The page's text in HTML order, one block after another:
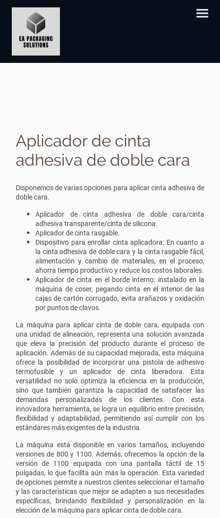
Aplicador de cinta
adhesiva de doble cara
Disponemos de varias opciones para aplicar cinta adhesiva de
doble cara.
Aplicador de cinta adhesiva de doble cara/cinta
adhesiva transparente/cinta de silicona.
Aplicador de cinta rasgable.
Dispositivo para enrollar cinta aplicadora: En cuanto a
la cinta adhesiva de doble cara y la cinta rasgable fácil,
alimentación y cambio de materiales, en el proceso,
ahorra tiempo productivo y reduce los costos laborales.
Aplicador de cinta en el borde interno: instalado en la
máquina de coser, pegando cinta en el interior de las
cajas de cartón corrugado, evita arañazos y oxidación
por puntos de clavos.
La máquina para aplicar cinta de doble cara, equipada con
una unidad de alineación, representa una solución avanzada
que eleva la precisión del producto durante el proceso de
aplicación. Además de su capacidad mejorada, esta máquina
ofrece la posibilidad de incorporar una pistola de adhesivo
termofusible y un aplicador de cinta liberadora. Esta
versatilidad no solo optimiza la eficiencia en la producción,
sino que también garantiza la capacidad de satisfacer las
demandas personalizadas de los clientes. Con esta
innovadora herramienta, se logra un equilibrio entre precisión,
flexibilidad y adaptabilidad, permitiendo así cumplir con los
estándares más exigentes de la industria.
La máquina está disponible en varios tamaños, incluyendo
versiones de 800 y 1100. Además, ofrecemos la opción de la
versión de 1100 equipada con una pantalla táctil de 15
pulgadas, lo que facilita aún más la operación. Esta variedad
de opciones permite a nuestros clientes seleccionar el tamaño
y las características que mejor se adapten a sus necesidades
específicas, brindando flexibilidad y personalización en la
elección de la máquina para aplicar cinta de doble cara.